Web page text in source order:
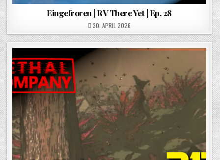
Eingefroren | RV There Yet | Ep. 28
POSTED ON
30. APRIL 2026